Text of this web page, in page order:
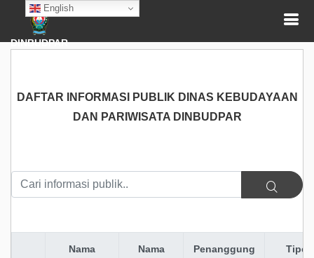
English
DINBUDPAR
DAFTAR INFORMASI PUBLIK DINAS KEBUDAYAAN
DAN PARIWISATA DINBUDPAR
Nama
Nama
Penanggung
Tipe